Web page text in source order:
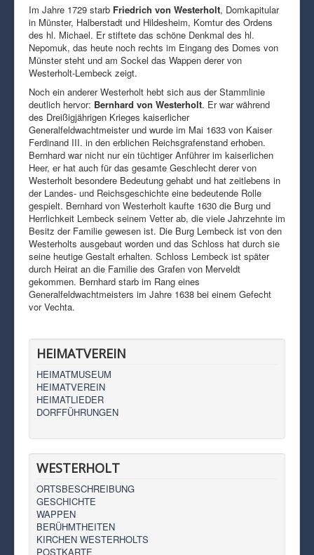
Im Jahre 1729 starb Friedrich von Westerholt, Domkapitular
in Münster, Halberstadt und Hildesheim, Komtur des Ordens
des hl. Michael. Er stiftete das schöne Denkmal des hl.
Nepomuk, das heute noch rechts im Eingang des Domes von
Münster steht und am Sockel das Wappen derer von
Westerholt-Lembeck zeigt.
Noch ein anderer Westerholt hebt sich aus der Stammlinie
deutlich hervor: Bernhard von Westerholt. Er war während
des Dreißigjährigen Krieges kaiserlicher
Generalfeldwachtmeister und wurde im Mai 1633 von Kaiser
Ferdinand III. in den erblichen Reichsgrafenstand erhoben.
Bernhard war nicht nur ein tüchtiger Anführer im kaiserlichen
Heer, er hat auch für das gesamte Geschlecht derer von
Westerholt besondere Bedeutung gehabt und hat zeitlebens in
der Landes- und Reichsgeschichte eine bedeutende Rolle
gespielt. Bernhard von Westerholt kaufte 1630 die Burg und
Herrlichkeit Lembeck seinem Vetter ab, die viele Jahrzehnte im
Besitz der Familie gewesen ist. Die Burg Lembeck ist von den
Westerholts ausgebaut worden und das Schloss hat durch sie
seine heutige Gestalt erhalten. Schloss Lembeck ist später
durch Heirat an die Familie des Grafen von Merveldt
gekommen. Bernhard starb im Rang eines
Generalfeldwachtmeisters im Jahre 1638 bei einem Gefecht
vor Vechta.
HEIMATVEREIN
HEIMATMUSEUM
HEIMATVEREIN
HEIMATLIEDER
DORFFÜHRUNGEN
WESTERHOLT
ORTSBESCHREIBUNG
GESCHICHTE
WAPPEN
BERÜHMTHEITEN
KIRCHEN WESTERHOLTS
POSTKARTE